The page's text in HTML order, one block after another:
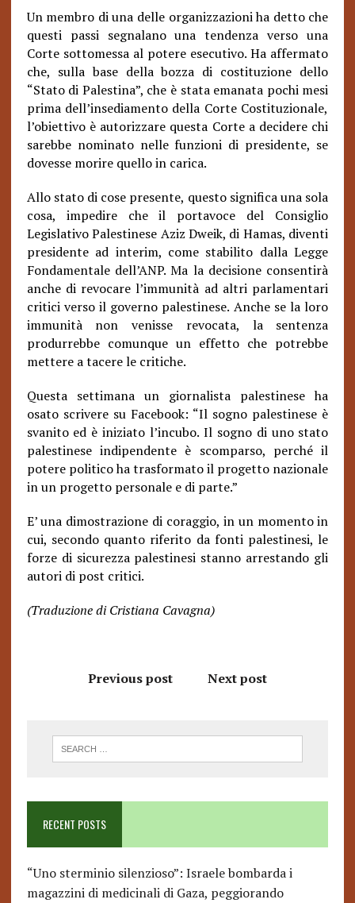
Un membro di una delle organizzazioni ha detto che
questi passi segnalano una tendenza verso una
Corte sottomessa al potere esecutivo. Ha affermato
che, sulla base della bozza di costituzione dello
“Stato di Palestina”, che è stata emanata pochi mesi
prima dell’insediamento della Corte Costituzionale,
l’obiettivo è autorizzare questa Corte a decidere chi
sarebbe nominato nelle funzioni di presidente, se
dovesse morire quello in carica.
Allo stato di cose presente, questo significa una sola
cosa, impedire che il portavoce del Consiglio
Legislativo Palestinese Aziz Dweik, di Hamas, diventi
presidente ad interim, come stabilito dalla Legge
Fondamentale dell’ANP. Ma la decisione consentirà
anche di revocare l’immunità ad altri parlamentari
critici verso il governo palestinese. Anche se la loro
immunità non venisse revocata, la sentenza
produrrebbe comunque un effetto che potrebbe
mettere a tacere le critiche.
Questa settimana un giornalista palestinese ha
osato scrivere su Facebook: “Il sogno palestinese è
svanito ed è iniziato l’incubo. Il sogno di uno stato
palestinese indipendente è scomparso, perché il
potere politico ha trasformato il progetto nazionale
in un progetto personale e di parte.”
E’ una dimostrazione di coraggio, in un momento in
cui, secondo quanto riferito da fonti palestinesi, le
forze di sicurezza palestinesi stanno arrestando gli
autori di post critici.
(Traduzione di Cristiana Cavagna)
Previous post Next post
RECENT POSTS
“Uno sterminio silenzioso”: Israele bombarda i
magazzini di medicinali di Gaza, peggiorando